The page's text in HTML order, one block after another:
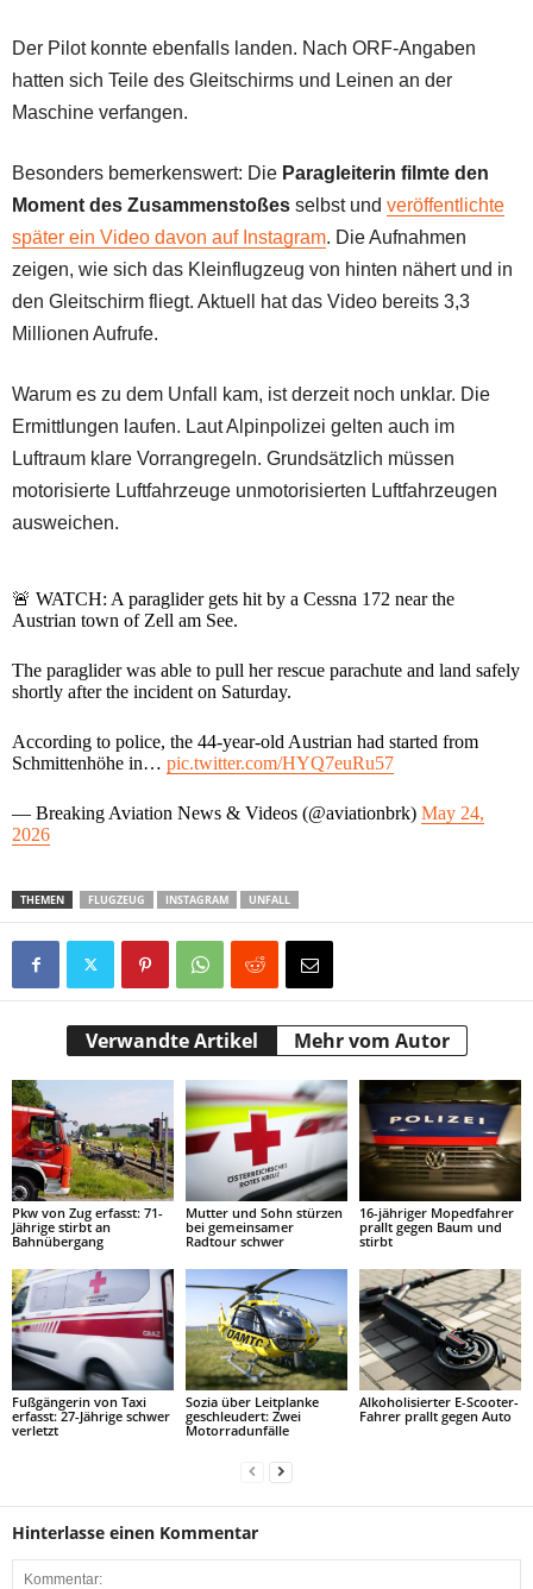
Der Pilot konnte ebenfalls landen. Nach ORF-Angaben
hatten sich Teile des Gleitschirms und Leinen an der
Maschine verfangen.
Besonders bemerkenswert: Die Paragleiterin filmte den
Moment des Zusammenstoßes selbst und veröffentlichte
später ein Video davon auf Instagram. Die Aufnahmen
zeigen, wie sich das Kleinflugzeug von hinten nähert und in
den Gleitschirm fliegt. Aktuell hat das Video bereits 3,3
Millionen Aufrufe.
Warum es zu dem Unfall kam, ist derzeit noch unklar. Die
Ermittlungen laufen. Laut Alpinpolizei gelten auch im
Luftraum klare Vorrangregeln. Grundsätzlich müssen
motorisierte Luftfahrzeuge unmotorisierten Luftfahrzeugen
ausweichen.
🚨 WATCH: A paraglider gets hit by a Cessna 172 near the
Austrian town of Zell am See.
The paraglider was able to pull her rescue parachute and land safely
shortly after the incident on Saturday.
According to police, the 44-year-old Austrian had started from
Schmittenhöhe in… pic.twitter.com/HYQ7euRu57
— Breaking Aviation News & Videos (@aviationbrk) May 24,
2026
THEMEN FLUGZEUG INSTAGRAM UNFALL
Verwandte Artikel Mehr vom Autor
Pkw von Zug erfasst: 71-
Jährige stirbt an
Bahnübergang
Mutter und Sohn stürzen
bei gemeinsamer
Radtour schwer
16-jähriger Mopedfahrer
prallt gegen Baum und
stirbt
Fußgängerin von Taxi
erfasst: 27-Jährige schwer
verletzt
Sozia über Leitplanke
geschleudert: Zwei
Motorradunfälle
Alkoholisierter E-Scooter-
Fahrer prallt gegen Auto
Hinterlasse einen Kommentar